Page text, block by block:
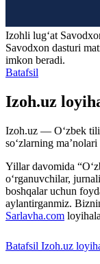
Izohli lugʻat
Savodxon dasturi
imkon beradi.
Batafsil
Izoh.uz
Izoh.uz — O‘zbek
so‘zlarning
Yillar davomida
o‘rganuvchilar,
boshqalar uchun
aylantirganmiz.
Sarlavha.com
Batafsil Izoh.uz